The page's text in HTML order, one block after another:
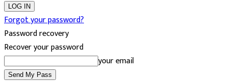
Forgot your password?
Password recovery
Recover your password
your email